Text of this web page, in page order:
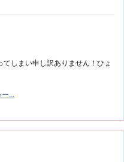
しまい申し訳ありません！ひょ
...